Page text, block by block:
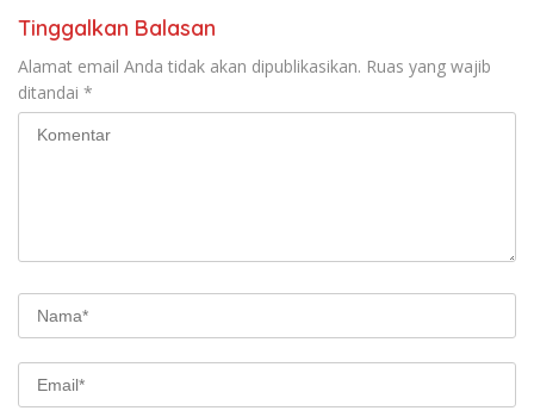
Tinggalkan Balasan
Alamat email Anda tidak akan dipublikasikan. Ruas yang wajib
ditandai *